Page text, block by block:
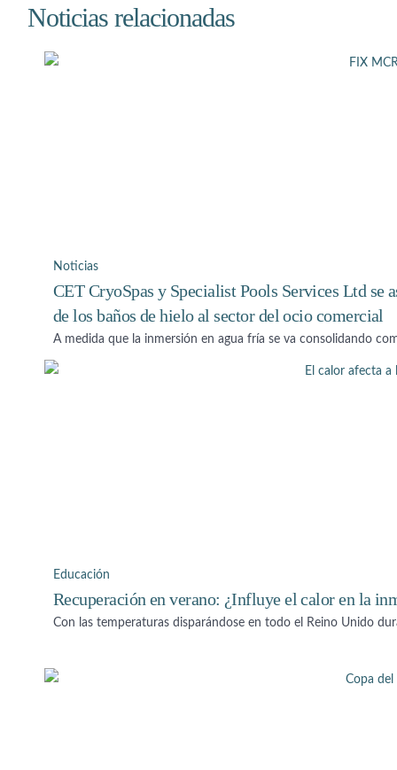
Noticias relacionadas
Noticias
CET CryoSpas y Specialist Pools Services Ltd se
de los baños de hielo al sector del ocio comercial
A medida que la inmersión en agua fría se va consolidando
Educación
Recuperación en verano: ¿Influye el calor en la
Con las temperaturas disparándose en todo el Reino Unido